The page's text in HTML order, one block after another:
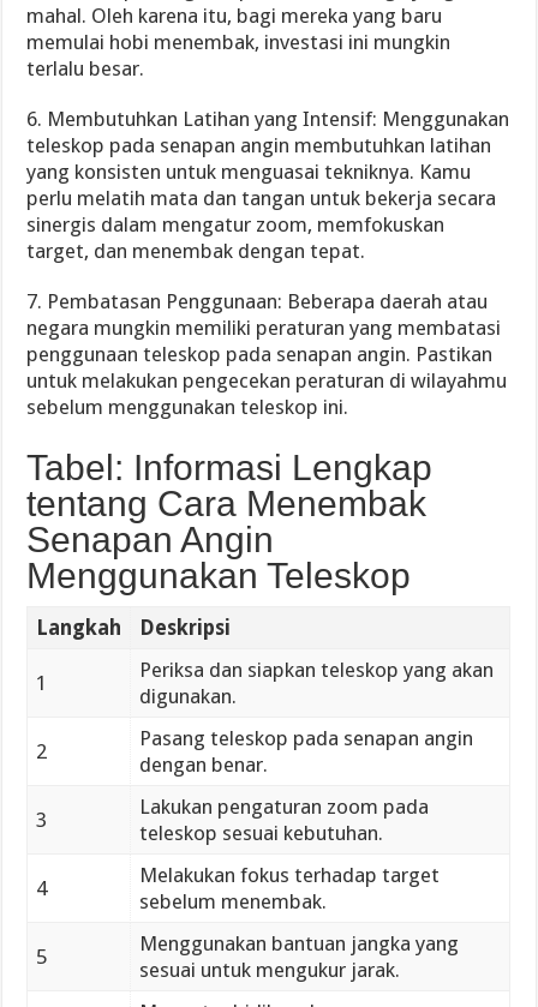
mahal. Oleh karena itu, bagi mereka yang baru
memulai hobi menembak, investasi ini mungkin
terlalu besar.
6. Membutuhkan Latihan yang Intensif: Menggunakan
teleskop pada senapan angin membutuhkan latihan
yang konsisten untuk menguasai tekniknya. Kamu
perlu melatih mata dan tangan untuk bekerja secara
sinergis dalam mengatur zoom, memfokuskan
target, dan menembak dengan tepat.
7. Pembatasan Penggunaan: Beberapa daerah atau
negara mungkin memiliki peraturan yang membatasi
penggunaan teleskop pada senapan angin. Pastikan
untuk melakukan pengecekan peraturan di wilayahmu
sebelum menggunakan teleskop ini.
Tabel: Informasi Lengkap
tentang Cara Menembak
Senapan Angin
Menggunakan Teleskop
Langkah Deskripsi
1
Periksa dan siapkan teleskop yang akan
digunakan.
2
Pasang teleskop pada senapan angin
dengan benar.
3
Lakukan pengaturan zoom pada
teleskop sesuai kebutuhan.
4
Melakukan fokus terhadap target
sebelum menembak.
5
Menggunakan bantuan jangka yang
sesuai untuk mengukur jarak.